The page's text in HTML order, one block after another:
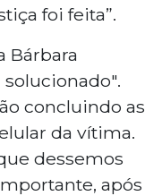
foi feita”.
Bárbara
solucionado".
concluindo as
da vítima.
dessemos
após